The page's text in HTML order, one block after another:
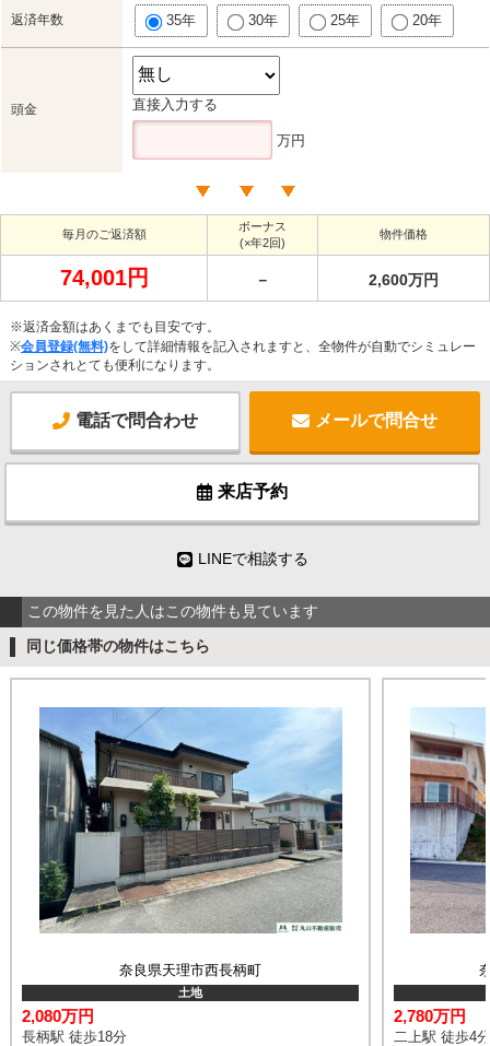
返済年数 35年 30年 25年 20年
頭金 直接入力する
万円
毎月のご返済額
ボーナス
(×年2回)
物件価格
74,001円 － 2,600万円
※返済金額はあくまでも目安です。
※会員登録(無料)をして詳細情報を記入されますと、全物件が自動でシミュレー
ションされとても便利になります。
電話で問合わせ メールで問合せ
来店予約
LINEで相談する
この物件を見た人はこの物件も見ています
同じ価格帯の物件はこちら
奈良県天理市西長柄町
土地
2,080万円
長柄駅 徒歩18分
2,780万円
二上駅 徒歩4分